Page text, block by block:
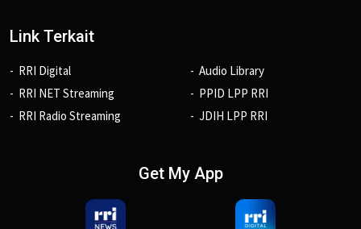
Link Terkait
RRI Digital
RRI NET Streaming
RRI Radio Streaming
Audio Library
PPID LPP RRI
JDIH LPP RRI
Get My App